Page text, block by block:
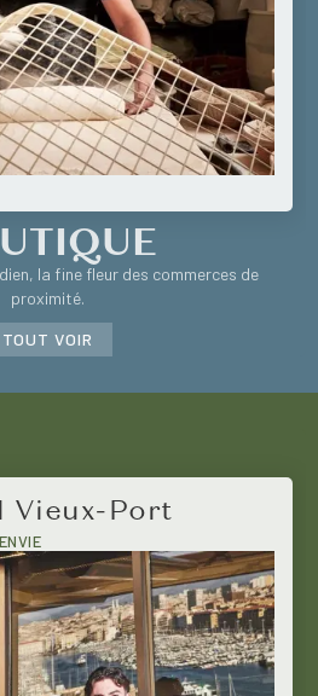
la fine fleur des commerces de
proximité.
TOUT VOIR
Vieux-Port